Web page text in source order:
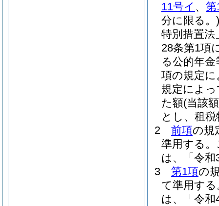
11号イ 、 第
分に限る。)
特別措置
28条第1項
る公的年
項の規定
規定によ
た額(当該
とし、租
2
前項の規
準用する。
は、「令
3
第1項の
て準用する
は、「令